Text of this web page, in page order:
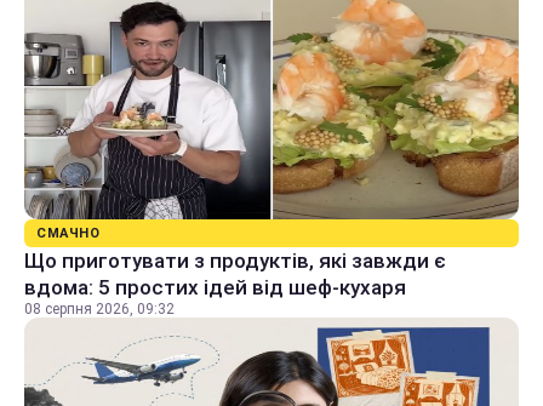
СМАЧНО
Що приготувати з продуктів, які завжди є
вдома: 5 простих ідей від шеф-кухаря
08 серпня 2026, 09:32